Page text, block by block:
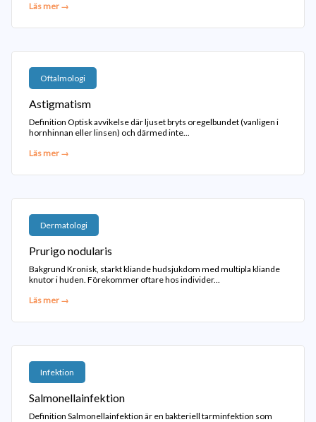
Läs mer →
Oftalmologi
Astigmatism
Definition Optisk avvikelse där ljuset bryts oregelbundet (vanligen i
hornhinnan eller linsen) och därmed inte...
Läs mer →
Dermatologi
Prurigo nodularis
Bakgrund Kronisk, starkt kliande hudsjukdom med multipla kliande
knutor i huden. Förekommer oftare hos individer...
Läs mer →
Infektion
Salmonellainfektion
Definition Salmonellainfektion är en bakteriell tarminfektion som